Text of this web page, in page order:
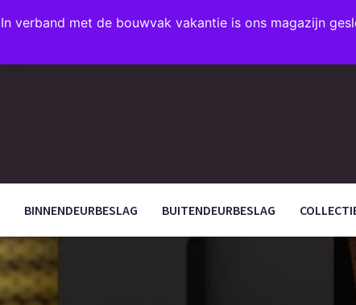
In verband met de bouwvak vakantie is ons magazijn
FAVORIETEN
BINNENDEURBESLAG BUITENDEURBESLAG